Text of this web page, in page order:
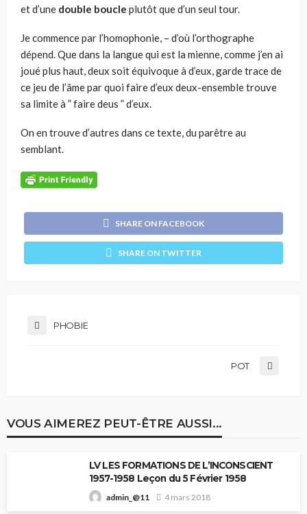
et d’une double boucle plutôt que d’un seul tour.
Je commence par l’homophonie, – d’où l’orthographe
dépend. Que dans la langue qui est la mienne, comme j’en ai
joué plus haut, deux soit équivoque à d’eux, garde trace de
ce jeu de l’âme par quoi faire d’eux deux-ensemble trouve
sa limite à ” faire deus ” d’eux.
On en trouve d’autres dans ce texte, du parêtre au
semblant.
SHARE ON FACEBOOK
SHARE ON TWITTER
PHOBIE
POT
VOUS AIMEREZ PEUT-ÊTRE AUSSI...
LV LES FORMATIONS DE L’INCONSCIENT
1957-1958 Leçon du 5 Février 1958
admin_@11 4 mars 2018